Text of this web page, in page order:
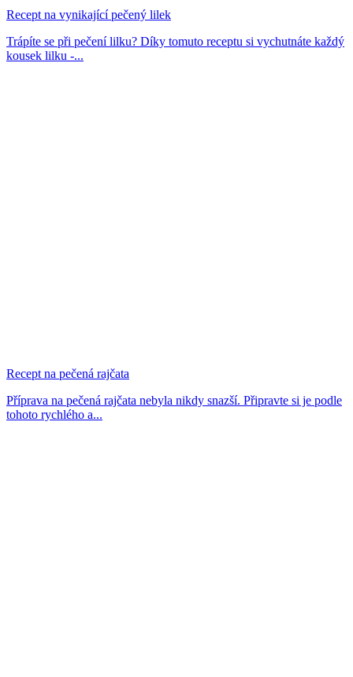
Recept na vynikající pečený lilek
Trápíte se při pečení lilku? Díky tomuto receptu si vychutnáte každý
kousek lilku -...
Recept na pečená rajčata
Příprava na pečená rajčata nebyla nikdy snazší. Připravte si je podle
tohoto rychlého a...